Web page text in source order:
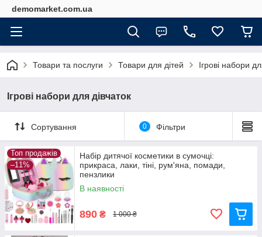
demomarket.com.ua
Товари та послуги Товари для дітей Ігрові набори
Ігрові набори для дівчаток
Сортування 0 Фільтри
Топ продажів
–11%
Набір дитячої косметики в сумочці:
прикраса, лаки, тіні, рум'яна, помади,
пензлики
В наявності
890 ₴ 1 000 ₴